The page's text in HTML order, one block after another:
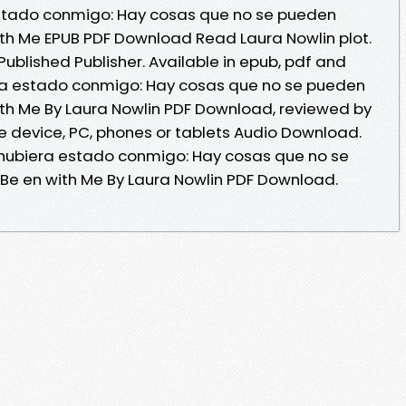
conmigo: Hay cosas que no se pueden
Me EPUB PDF Download Read Laura Nowlin plot.
Publisher. Available in epub, pdf and
estado conmigo: Hay cosas que no se pueden
Me By Laura Nowlin PDF Download, reviewed by
device, PC, phones or tablets Audio Download.
estado conmigo: Hay cosas que no se
en with Me By Laura Nowlin PDF Download.